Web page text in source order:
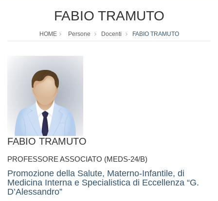
FABIO TRAMUTO
HOME Persone Docenti FABIO TRAMUTO
FABIO TRAMUTO
PROFESSORE ASSOCIATO (MEDS-24/B)
Promozione della Salute, Materno-Infantile, di
Medicina Interna e Specialistica di Eccellenza “G.
D’Alessandro”